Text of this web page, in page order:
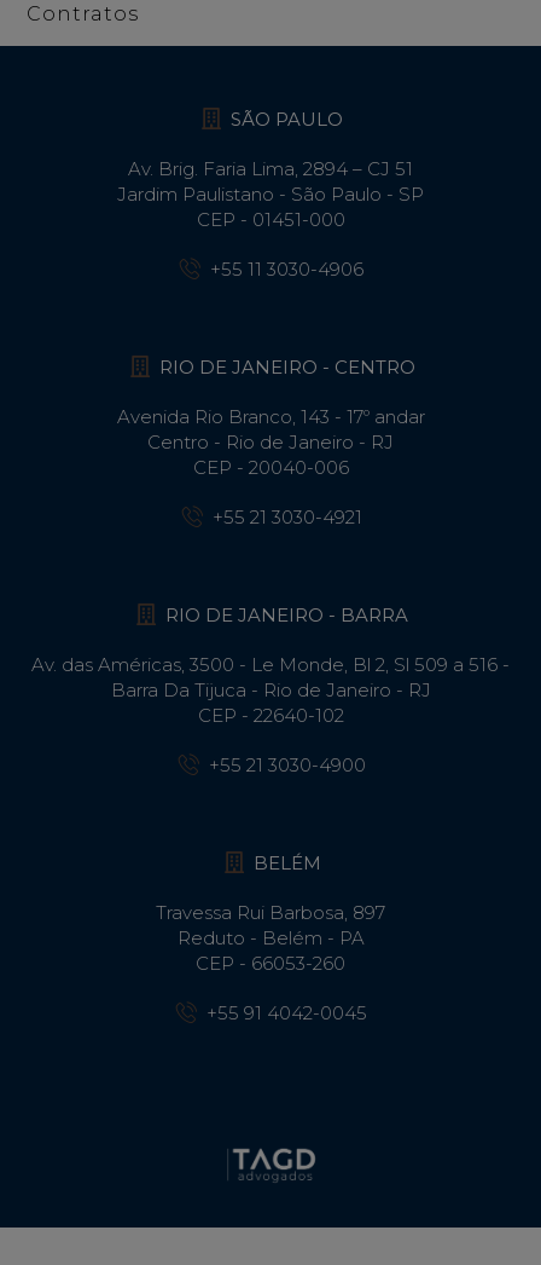
Contratos
SÃO PAULO
Av. Brig. Faria Lima, 2894 – CJ 51
Jardim Paulistano - São Paulo - SP
CEP - 01451-000
+55 11 3030-4906
RIO DE JANEIRO - CENTRO
Avenida Rio Branco, 143 - 17º andar
Centro - Rio de Janeiro - RJ
CEP - 20040-006
+55 21 3030-4921
RIO DE JANEIRO - BARRA
Av. das Américas, 3500 - Le Monde, Bl 2, Sl 509 a 516 -
Barra Da Tijuca - Rio de Janeiro - RJ
CEP - 22640-102​
+55 21 3030-4900
BELÉM
Travessa Rui Barbosa, 897
Reduto - Belém - PA
CEP - 66053-260
+55 91 4042-0045